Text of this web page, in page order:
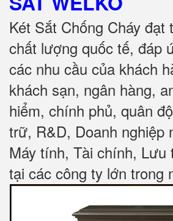
Két Sắt Chống Cháy đạt
chất lượng quốc tế, đáp
các nhu cầu của khách
khách sạn, ngân hàng,
hiểm, chính phủ, quân
trữ, R&D, Doanh nghiệp
Máy tính, Tài chính, Lưu
tại các công ty lớn trong